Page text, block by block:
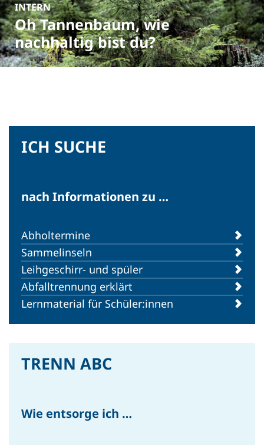
INTERN
Oh Tannenbaum, wie
nachhaltig bist du?
INTERN
INTERN
Black Friday – Lieferung
storniert: Wir denken um!
ICH SUCHE
nach Informationen zu …
Abholtermine
Sammelinseln
Leihgeschirr- und spüler
Abfalltrennung erklärt
Lernmaterial für Schüler:innen
TRENN ABC
Wie entsorge ich …